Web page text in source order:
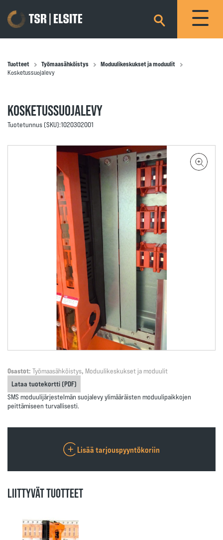
×
Tuotteet Työmaasähköistys
Moduulikeskukset ja moduulit
Kosketussuojalevy
KOSKETUSSUOJALEVY
Tuotetunnus (SKU):1020302001
SMS moduulijärjestelmän suojalevy ylimääräisten moduulipaikkojen
peittämiseen turvallisesti.
Lisää tarjouspyyntökoriin
Osastot: Työmaasähköistys, Moduulikeskukset ja moduulit
Lataa tuotekortti (PDF)
LIITTYVÄT TUOTTEET